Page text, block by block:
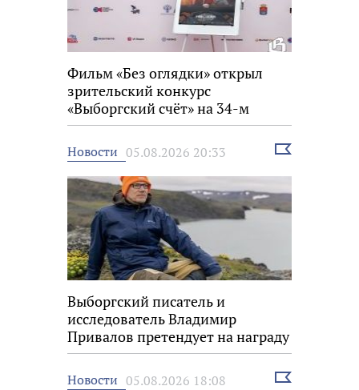
Фильм «Без оглядки» открыл
зрительский конкурс
«Выборгский счёт» на 34-м
фестивале «Окно в Европу»
Новости 05.08.2026 20:33
Выбрать
Выборгский писатель и
исследователь Владимир
Привалов претендует на награду
«Знание.Премия»
Новости 05.08.2026 18:08
Выбрать